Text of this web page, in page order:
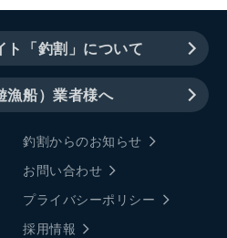
ト「釣割」について
漁船）業者様へ
釣割からのお知らせ
お問い合わせ
プライバシーポリシー
採用情報